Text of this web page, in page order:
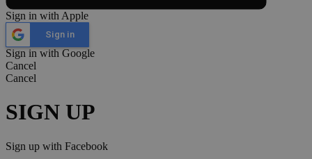
Sign in with Apple
Sign in
Sign in with Google
Cancel
Cancel
SIGN UP
Sign up with Facebook